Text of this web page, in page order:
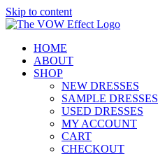
Skip to content
HOME
ABOUT
SHOP
NEW DRESSES
SAMPLE DRESSES
USED DRESSES
MY ACCOUNT
CART
CHECKOUT